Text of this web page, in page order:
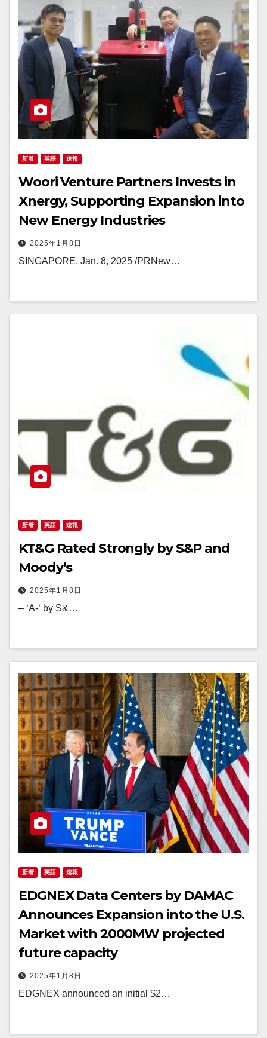
新着 英語 速報
Woori Venture Partners Invests in
Xnergy, Supporting Expansion into
New Energy Industries
2025年1月8日
SINGAPORE, Jan. 8, 2025 /PRNew…
新着 英語 速報
KT&G Rated Strongly by S&P and
Moody’s
2025年1月8日
– ‘A-‘ by S&…
新着 英語 速報
EDGNEX Data Centers by DAMAC
Announces Expansion into the U.S.
Market with 2000MW projected
future capacity
2025年1月8日
EDGNEX announced an initial $2…